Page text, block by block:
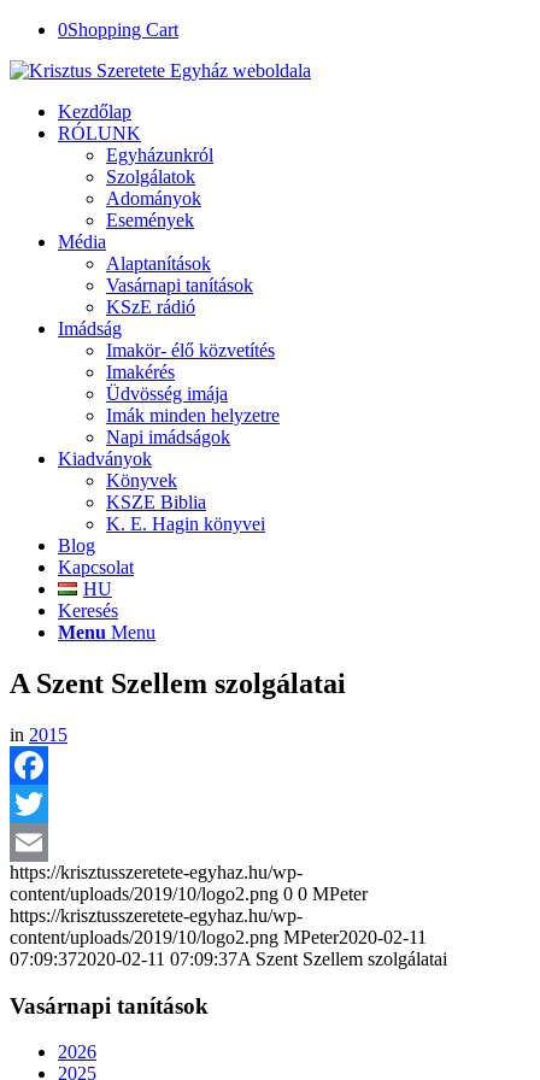
0Shopping Cart
Kezdőlap
RÓLUNK
Egyházunkról
Szolgálatok
Adományok
Események
Média
Alaptanítások
Vasárnapi tanítások
KSzE rádió
Imádság
Imakör- élő közvetítés
Imakérés
Üdvösség imája
Imák minden helyzetre
Napi imádságok
Kiadványok
Könyvek
KSZE Biblia
K. E. Hagin könyvei
Blog
Kapcsolat
HU
Keresés
Menu Menu
A Szent Szellem szolgálatai
in 2015
Facebook
Twitter
Email
https://krisztusszeretete-egyhaz.hu/wp-
content/uploads/2019/10/logo2.png 0 0 MPeter
https://krisztusszeretete-egyhaz.hu/wp-
content/uploads/2019/10/logo2.png MPeter2020-02-11
07:09:372020-02-11 07:09:37A Szent Szellem szolgálatai
Vasárnapi tanítások
2026
2025